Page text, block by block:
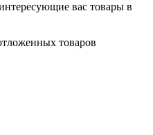
вас товары в
товаров